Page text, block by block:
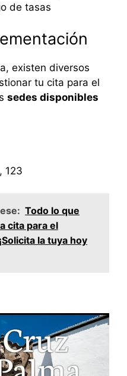
de tasas
existen diversos
tu cita para el
sedes disponibles
123
Todo lo que
cita para el
la tuya hoy